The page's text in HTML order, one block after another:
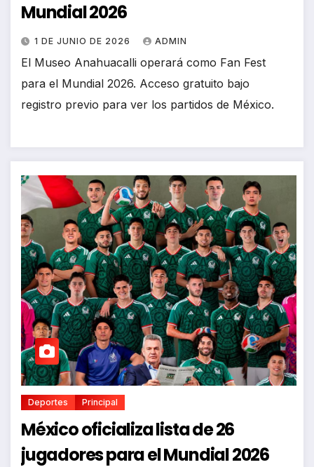
Mundial 2026
1 DE JUNIO DE 2026 ADMIN
El Museo Anahuacalli operará como Fan Fest
para el Mundial 2026. Acceso gratuito bajo
registro previo para ver los partidos de México.
Deportes Principal
México oficializa lista de 26
jugadores para el Mundial 2026